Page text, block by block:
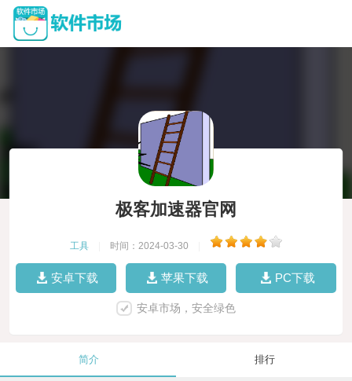
极客加速器官网
工具 时间：2024-03-30
安卓下载 苹果下载 PC下载
安卓市场，安全绿色
简介 排行